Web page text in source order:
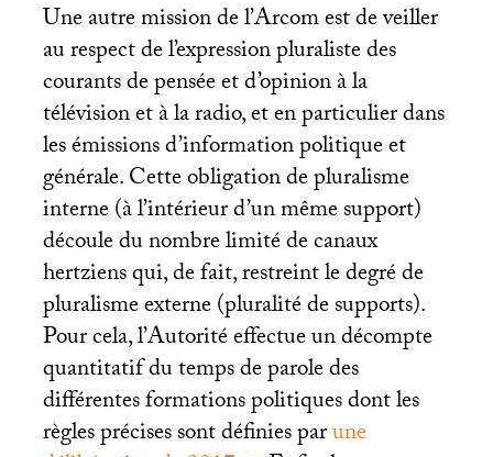
Une autre mission de l’Arcom est de veiller
au respect de l’expression pluraliste des
courants de pensée et d’opinion à la
télévision et à la radio, et en particulier dans
les émissions d’information politique et
générale. Cette obligation de pluralisme
interne (à l’intérieur d’un même support)
découle du nombre limité de canaux
hertziens qui, de fait, restreint le degré de
pluralisme externe (pluralité de supports).
Pour cela, l’Autorité effectue un décompte
quantitatif du temps de parole des
différentes formations politiques dont les
règles précises sont définies parune